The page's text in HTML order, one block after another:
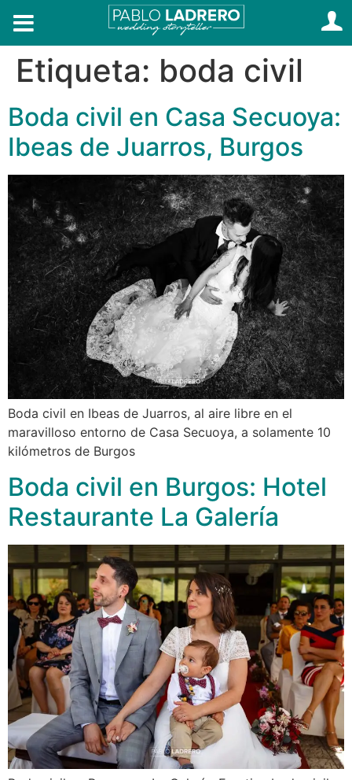
Etiqueta: boda civil
Boda civil en Casa Secuoya:
Ibeas de Juarros, Burgos
Boda civil en Ibeas de Juarros, al aire libre en el
maravilloso entorno de Casa Secuoya, a solamente 10
kilómetros de Burgos
Boda civil en Burgos: Hotel
Restaurante La Galería